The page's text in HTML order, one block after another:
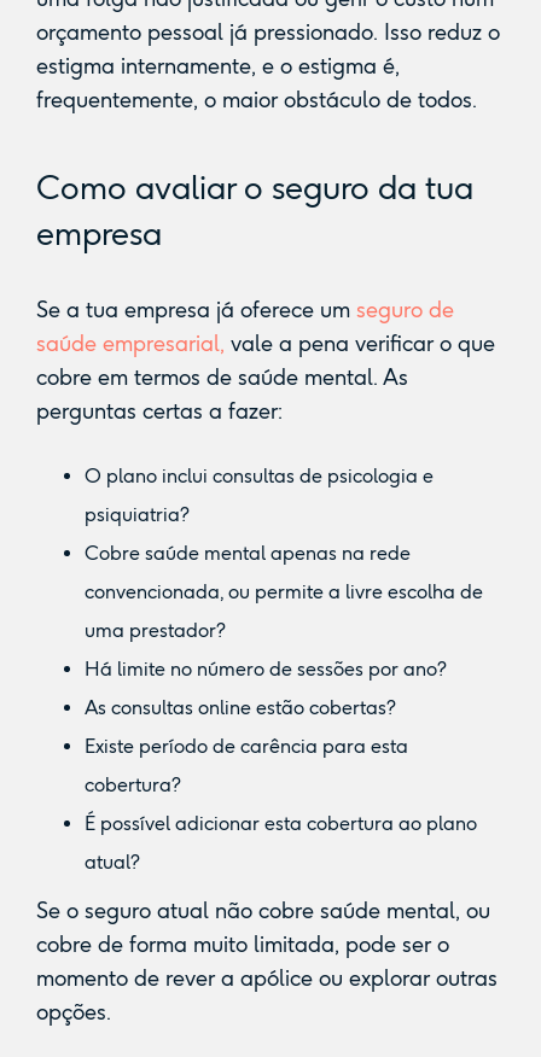
orçamento pessoal já pressionado. Isso reduz o
estigma internamente, e o estigma é,
frequentemente, o maior obstáculo de todos.
Como avaliar o seguro da tua
empresa
Se a tua empresa já oferece um seguro de
saúde empresarial, vale a pena verificar o que
cobre em termos de saúde mental. As
perguntas certas a fazer:
O plano inclui consultas de psicologia e
psiquiatria?
Cobre saúde mental apenas na rede
convencionada, ou permite a livre escolha de
uma prestador?
Há limite no número de sessões por ano?
As consultas online estão cobertas?
Existe período de carência para esta
cobertura?
É possível adicionar esta cobertura ao plano
atual?
Se o seguro atual não cobre saúde mental, ou
cobre de forma muito limitada, pode ser o
momento de rever a apólice ou explorar outras
opções.